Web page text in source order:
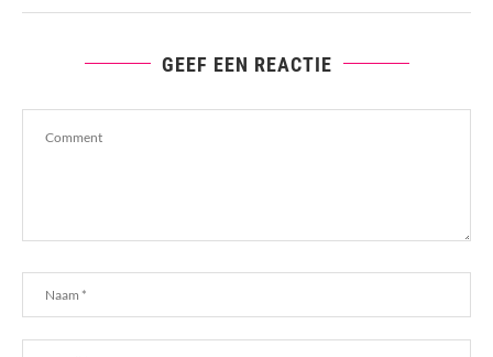
GEEF EEN REACTIE